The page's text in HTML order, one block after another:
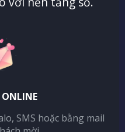
SMS hoặc bằng mail